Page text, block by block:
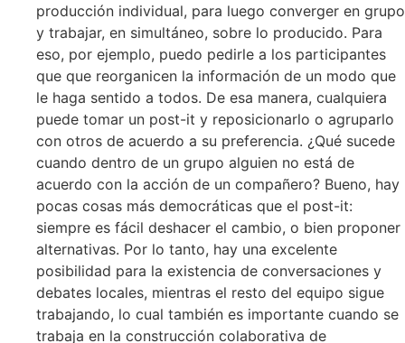
producción individual, para luego converger en grupo
y trabajar, en simultáneo, sobre lo producido. Para
eso, por ejemplo, puedo pedirle a los participantes
que que reorganicen la información de un modo que
le haga sentido a todos. De esa manera, cualquiera
puede tomar un post-it y reposicionarlo o agruparlo
con otros de acuerdo a su preferencia. ¿Qué sucede
cuando dentro de un grupo alguien no está de
acuerdo con la acción de un compañero? Bueno, hay
pocas cosas más democráticas que el post-it:
siempre es fácil deshacer el cambio, o bien proponer
alternativas. Por lo tanto, hay una excelente
posibilidad para la existencia de conversaciones y
debates locales, mientras el resto del equipo sigue
trabajando, lo cual también es importante cuando se
trabaja en la construcción colaborativa de